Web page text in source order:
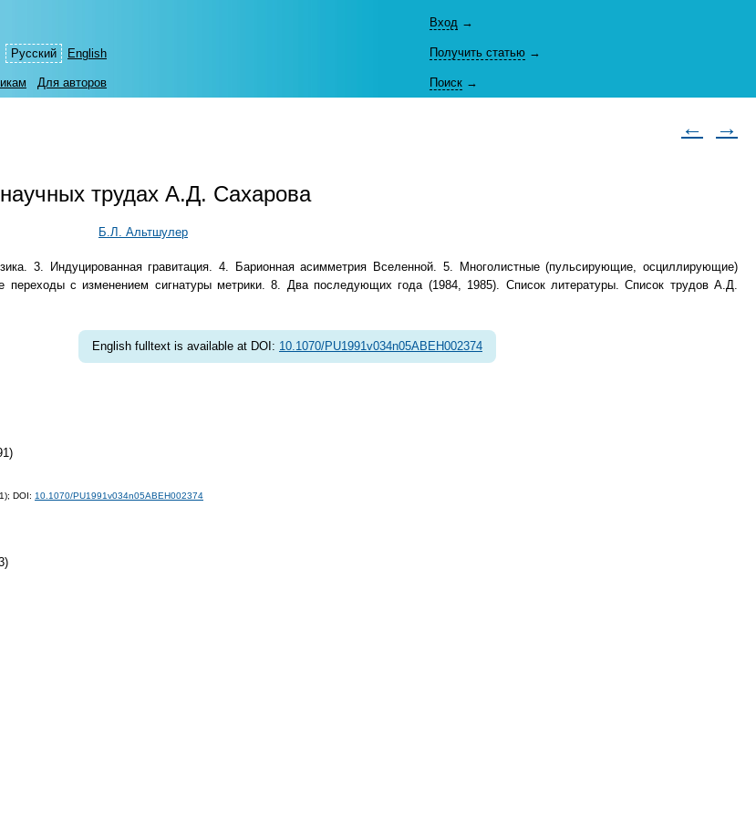
Русский English
Вход →
Получить статью →
Для авторов Поиск →
← →
трудах А.Д. Сахарова
Б.Л. Альтшулер
3. Индуцированная гравитация. 4. Барионная асимметрия Вселенной. 5. Многолистные (пульсирующие, осциллирующие)
с изменением сигнатуры метрики. 8. Два последующих года (1984, 1985). Список литературы. Список трудов А.Д.
English fulltext is available at DOI: 10.1070/PU1991v034n05ABEH002374
DOI: 10.1070/PU1991v034n05ABEH002374